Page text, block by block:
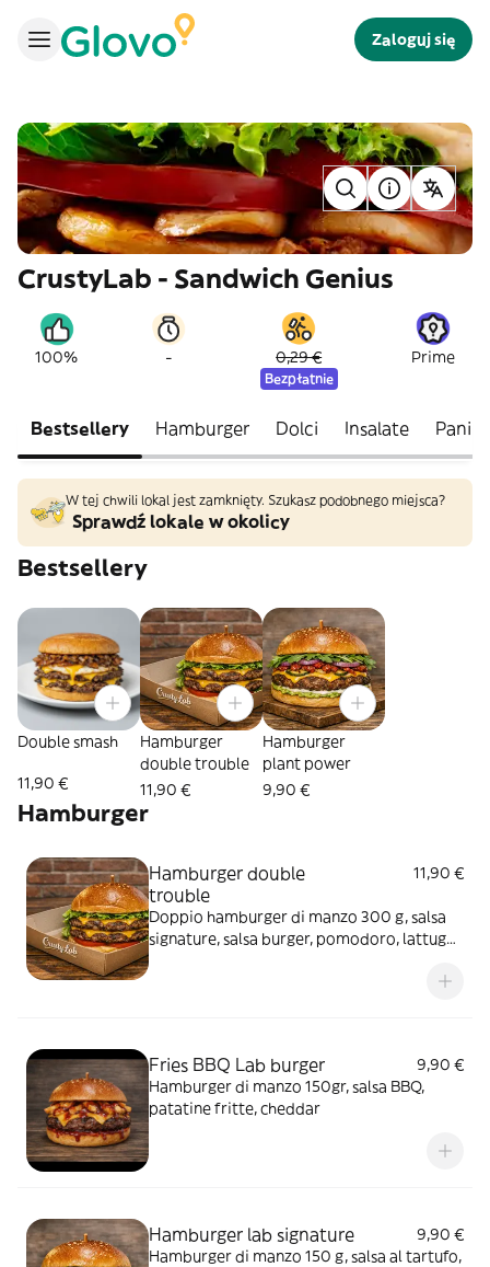
Zaloguj się
CrustyLab - Sandwich Genius
100% - 0,29 €
Bezpłatnie
Prime
Bestsellery Hamburger Dolci Insalate
W tej chwili lokal jest zamknięty. Szukasz podobnego miejsca?
Sprawdź lokale w okolicy
Bestsellery
Double smash
11,90 €
Hamburger
double trouble
11,90 €
Hamburger
plant power
9,90 €
Hamburger
Hamburger double
trouble
11,90 €
Doppio hamburger di manzo 300 g, salsa
signature, salsa burger, pomodoro, lattuga,
Fries BBQ Lab burger
9,90 €
Hamburger di manzo 150gr, salsa BBQ,
patatine fritte, cheddar
Hamburger lab signature
9,90 €
Hamburger di manzo 150 g, salsa al tartufo,